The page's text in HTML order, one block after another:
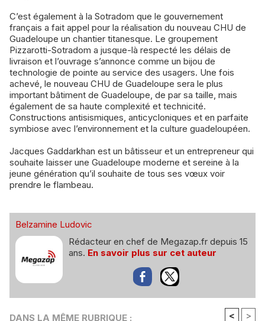
C’est également à la Sotradom que le gouvernement
français a fait appel pour la réalisation du nouveau CHU de
Guadeloupe un chantier titanesque. Le groupement
Pizzarotti-Sotradom a jusque-là respecté les délais de
livraison et l’ouvrage s’annonce comme un bijou de
technologie de pointe au service des usagers. Une fois
achevé, le nouveau CHU de Guadeloupe sera le plus
important bâtiment de Guadeloupe, de par sa taille, mais
également de sa haute complexité et technicité.
Constructions antisismiques, anticycloniques et en parfaite
symbiose avec l’environnement et la culture guadeloupéen.
Jacques Gaddarkhan est un bâtisseur et un entrepreneur qui
souhaite laisser une Guadeloupe moderne et sereine à la
jeune génération qu’il souhaite de tous ses vœux voir
prendre le flambeau.
Belzamine Ludovic
Rédacteur en chef de Megazap.fr depuis 15
ans. En savoir plus sur cet auteur
DANS LA MÊME RUBRIQUE : < >